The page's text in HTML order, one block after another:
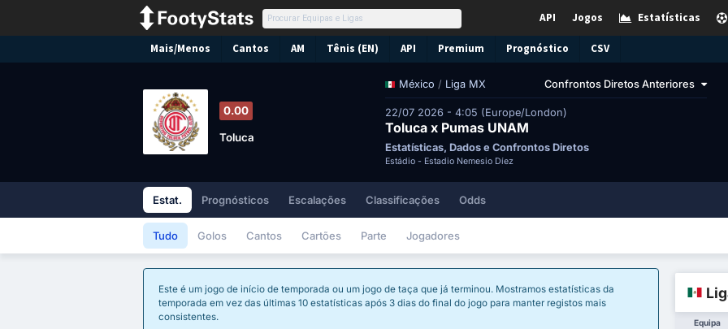
Estatísticas
Jogos
API
Mais/Menos Cantos AM Tênis (EN) API Premium Prognóstico CSV
México / Liga MX Confrontos Diretos Anteriores
22/07 2026 - 4:05 (Europe/London)
Toluca x Pumas UNAM
Estatísticas, Dados e Confrontos Diretos
Estádio - Estadio Nemesio Díez
0.00
Toluca
Estat. Prognósticos Escalações Classificações Odds
Tudo Golos Cantos Cartões Parte Jogadores
Este é um jogo de início de temporada ou um jogo de taça que já terminou. Mostramos estatísticas da
temporada em vez das últimas 10 estatísticas após 3 dias do final do jogo para manter registos mais
consistentes.
Equipa